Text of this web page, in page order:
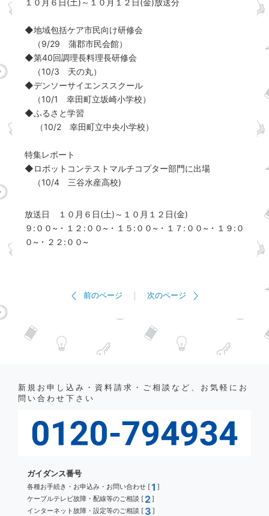
◆地域包括ケア市民向け研修会
（9/29 蒲郡市民会館）
◆第40回調理長料理長研修会
（10/3 天の丸）
◆デンソーサイエンススクール
（10/1 幸田町立坂崎小学校）
◆ふるさと学習
（10/2 幸田町立中央小学校）
特集レポート
◆ロボットコンテストマルチコプター部門に出場
（10/4 三谷水産高校)
放送日 １０月６日(土)～１０月１２日(金)
９:００~・１２:００~・１５:００~・１７:００~・１９:０
０~・２２:００~
前のページ 次のページ
新規お申し込み・資料請求・ご相談など、お気軽にお
問い合わせ下さい
ガイダンス番号
各種お手続き・お申込み・お問い合わせ [1 ]
ケーブルテレビ故障・配線等のご相談 [ 2]
インターネット故障・設定等のご相談 [ 3 ]